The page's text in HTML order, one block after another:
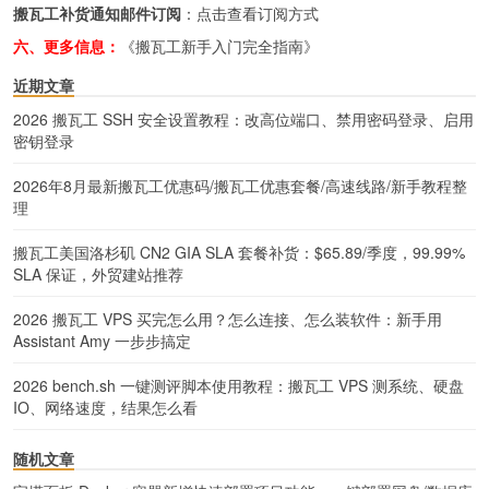
搬瓦工补货通知邮件订阅 ： 点击查看订阅方式
六、更多信息：
《搬瓦工新手入门完全指南》
近期文章
2026 搬瓦工 SSH 安全设置教程：改高位端口、禁用密码登录、启用
密钥登录
2026年8月最新搬瓦工优惠码/搬瓦工优惠套餐/高速线路/新手教程整
理
搬瓦工美国洛杉矶 CN2 GIA SLA 套餐补货：$65.89/季度，99.99%
SLA 保证，外贸建站推荐
2026 搬瓦工 VPS 买完怎么用？怎么连接、怎么装软件：新手用
Assistant Amy 一步步搞定
2026 bench.sh 一键测评脚本使用教程：搬瓦工 VPS 测系统、硬盘
IO、网络速度，结果怎么看
随机文章